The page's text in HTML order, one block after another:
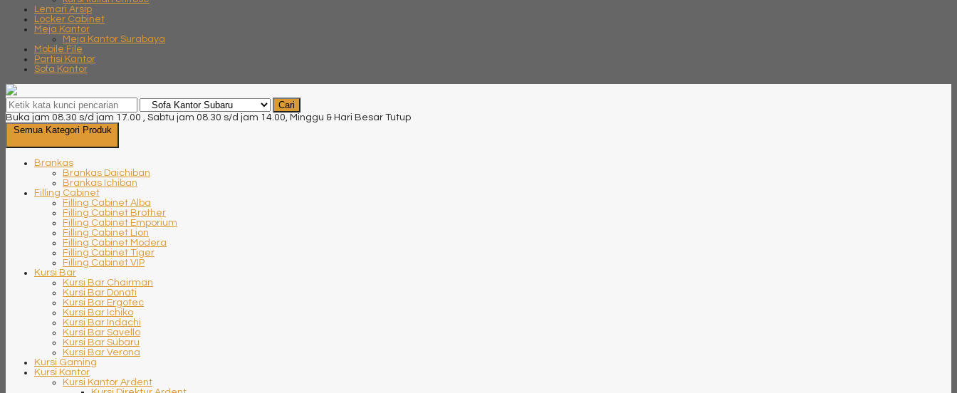
Lemari Arsip
Locker Cabinet
Meja Kantor
Meja Kantor Surabaya
Mobile File
Partisi Kantor
Sofa Kantor
Cari
Buka jam 08.30 s/d jam 17.00 , Sabtu jam 08.30 s/d jam 14.00, Minggu & Hari Besar Tutup
Semua Kategori Produk
Brankas
Brankas Daichiban
Brankas Ichiban
Filling Cabinet
Filling Cabinet Alba
Filling Cabinet Brother
Filling Cabinet Emporium
Filling Cabinet Lion
Filling Cabinet Modera
Filling Cabinet Tiger
Filling Cabinet VIP
Kursi Bar
Kursi Bar Chairman
Kursi Bar Donati
Kursi Bar Ergotec
Kursi Bar Ichiko
Kursi Bar Indachi
Kursi Bar Savello
Kursi Bar Subaru
Kursi Bar Verona
Kursi Gaming
Kursi Kantor
Kursi Kantor Ardent